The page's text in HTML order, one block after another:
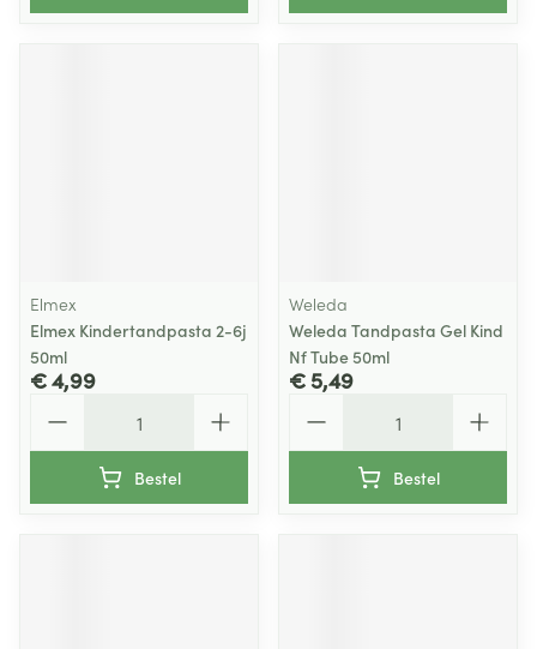
Elmex
Elmex Kindertandpasta 2-6j
50ml
€ 4,99
Bestel
Weleda
Weleda Tandpasta Gel Kind
Nf Tube 50ml
€ 5,49
Bestel